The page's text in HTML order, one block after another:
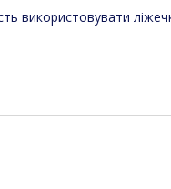
використовувати